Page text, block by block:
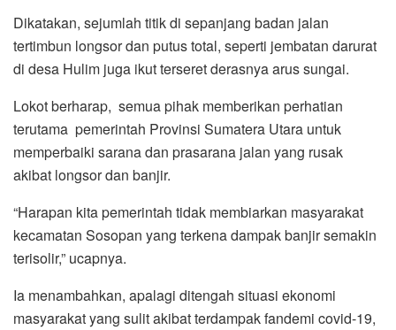
Dikatakan, sejumlah titik di sepanjang badan jalan
tertimbun longsor dan putus total, seperti jembatan darurat
di desa Hulim juga ikut terseret derasnya arus sungai.
Lokot berharap, semua pihak memberikan perhatian
terutama pemerintah Provinsi Sumatera Utara untuk
memperbaiki sarana dan prasarana jalan yang rusak
akibat longsor dan banjir.
“Harapan kita pemerintah tidak membiarkan masyarakat
kecamatan Sosopan yang terkena dampak banjir semakin
terisolir,” ucapnya.
Ia menambahkan, apalagi ditengah situasi ekonomi
masyarakat yang sulit akibat terdampak fandemi covid-19,